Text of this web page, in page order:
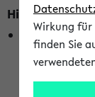
Hinweise zur
In dieser
Stunden
Wirkung
finden Sie